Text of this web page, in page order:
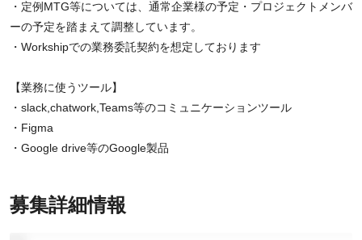
・定例MTG等については、通常企業様の予定・プロジェクトメンバ
ーの予定を踏まえて調整しています。
・Workshipでの業務委託契約を想定しております
【業務に使うツール】
・slack,chatwork,Teams等のコミュニケーションツール
・Figma
・Google drive等のGoogle製品
募集詳細情報